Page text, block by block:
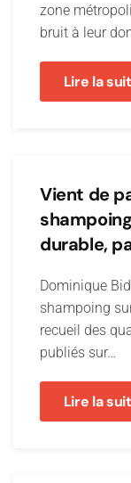
zone
bruit à leur
Lire la
Vient de
durable,
Dominique
shampoing
recueil des
publiés sur…
Lire la